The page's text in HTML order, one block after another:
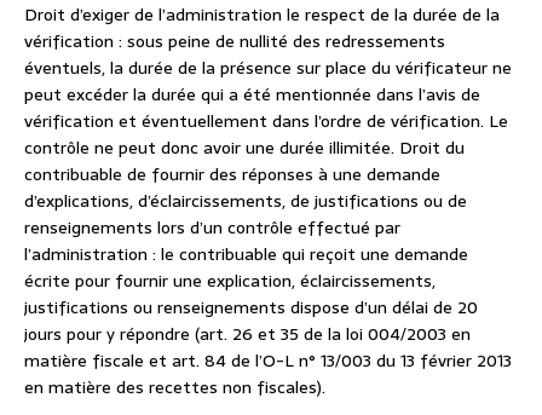
Droit d’exiger de l’administration le respect de la durée de la
vérification : sous peine de nullité des redressements
éventuels, la durée de la présence sur place du vérificateur ne
peut excéder la durée qui a été mentionnée dans l’avis de
vérification et éventuellement dans l’ordre de vérification. Le
contrôle ne peut donc avoir une durée illimitée. Droit du
contribuable de fournir des réponses à une demande
d’explications, d’éclaircissements, de justifications ou de
renseignements lors d’un contrôle effectué par
l’administration : le contribuable qui reçoit une demande
écrite pour fournir une explication, éclaircissements,
justifications ou renseignements dispose d’un délai de 20
jours pour y répondre (art. 26 et 35 de la loi 004/2003 en
matière fiscale et art. 84 de l’O-L n° 13/003 du 13 février 2013
en matière des recettes non fiscales).